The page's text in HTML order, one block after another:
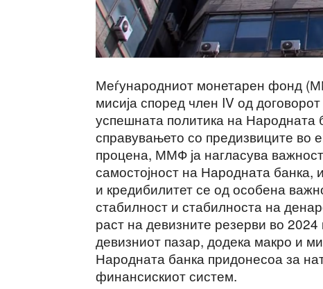
Меѓународниот монетарен фонд
мисија според член IV од
успешната политика на Народната
справувањето со предизвиците во
процена, ММФ ја нагласува
самостојност на Народната банка,
и кредибилитет се од особена
стабилност и стабилноста на
раст на девизните резерви во 2024
девизниот пазар, додека макро и
Народната банка придонесоа за
финансискиот систем.